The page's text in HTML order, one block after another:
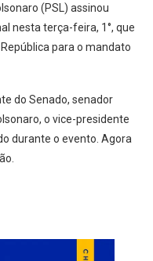
(PSL) assinou
nesta terça-feira, 1°, que
para o mandato
do Senado, senador
o vice-presidente
durante o evento. Agora